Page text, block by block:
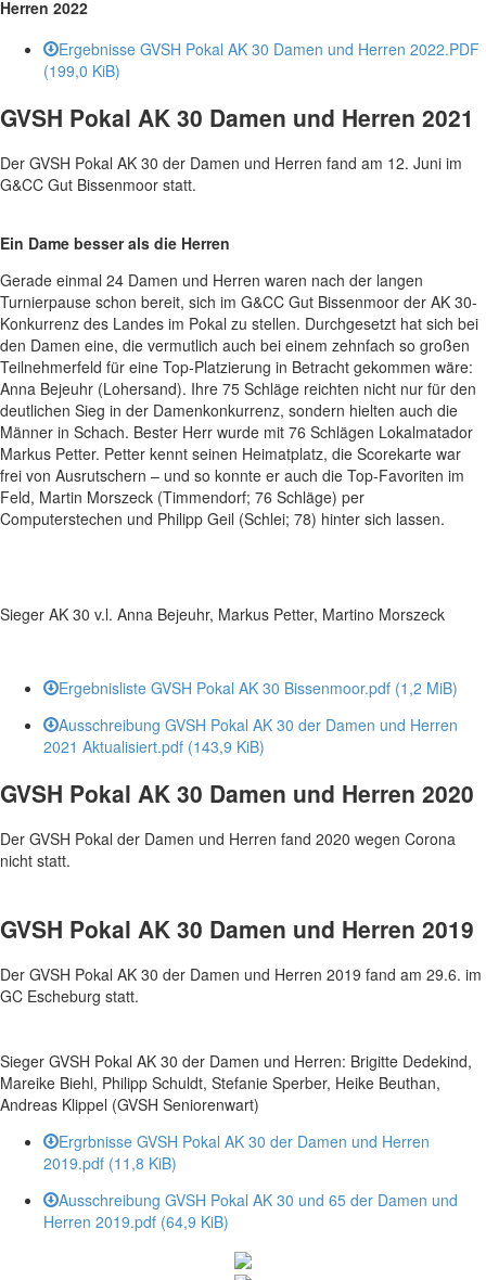
Herren 2022
Ergebnisse GVSH Pokal AK 30 Damen und Herren 2022.PDF
(199,0 KiB)
GVSH Pokal AK 30 Damen und Herren 2021
Der GVSH Pokal AK 30 der Damen und Herren fand am 12. Juni im
G&CC Gut Bissenmoor statt.
Ein Dame besser als die Herren
Gerade einmal 24 Damen und Herren waren nach der langen
Turnierpause schon bereit, sich im G&CC Gut Bissenmoor der AK 30-
Konkurrenz des Landes im Pokal zu stellen. Durchgesetzt hat sich bei
den Damen eine, die vermutlich auch bei einem zehnfach so großen
Teilnehmerfeld für eine Top-Platzierung in Betracht gekommen wäre:
Anna Bejeuhr (Lohersand). Ihre 75 Schläge reichten nicht nur für den
deutlichen Sieg in der Damenkonkurrenz, sondern hielten auch die
Männer in Schach. Bester Herr wurde mit 76 Schlägen Lokalmatador
Markus Petter. Petter kennt seinen Heimatplatz, die Scorekarte war
frei von Ausrutschern – und so konnte er auch die Top-Favoriten im
Feld, Martin Morszeck (Timmendorf; 76 Schläge) per
Computerstechen und Philipp Geil (Schlei; 78) hinter sich lassen.
Sieger AK 30 v.l. Anna Bejeuhr, Markus Petter, Martino Morszeck
Ergebnisliste GVSH Pokal AK 30 Bissenmoor.pdf (1,2 MiB)
Ausschreibung GVSH Pokal AK 30 der Damen und Herren
2021 Aktualisiert.pdf (143,9 KiB)
GVSH Pokal AK 30 Damen und Herren 2020
Der GVSH Pokal der Damen und Herren fand 2020 wegen Corona
nicht statt.
GVSH Pokal AK 30 Damen und Herren 2019
Der GVSH Pokal AK 30 der Damen und Herren 2019 fand am 29.6. im
GC Escheburg statt.
Sieger GVSH Pokal AK 30 der Damen und Herren: Brigitte Dedekind,
Mareike Biehl, Philipp Schuldt, Stefanie Sperber, Heike Beuthan,
Andreas Klippel (GVSH Seniorenwart)
Ergrbnisse GVSH Pokal AK 30 der Damen und Herren
2019.pdf (11,8 KiB)
Ausschreibung GVSH Pokal AK 30 und 65 der Damen und
Herren 2019.pdf (64,9 KiB)